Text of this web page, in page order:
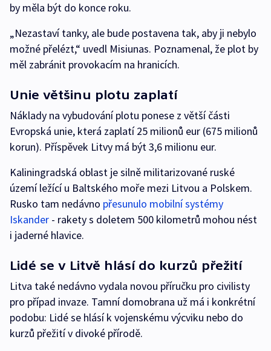
by měla být do konce roku.
„Nezastaví tanky, ale bude postavena tak, aby ji nebylo
možné přelézt,“ uvedl Misiunas. Poznamenal, že plot by
měl zabránit provokacím na hranicích.
Unie většinu plotu zaplatí
Náklady na vybudování plotu ponese z větší části
Evropská unie, která zaplatí 25 milionů eur (675 milionů
korun). Příspěvek Litvy má být 3,6 milionu eur.
Kaliningradská oblast je silně militarizované ruské
území ležící u Baltského moře mezi Litvou a Polskem.
Rusko tam nedávno přesunulo mobilní systémy
Iskander - rakety s doletem 500 kilometrů mohou nést
i jaderné hlavice.
Lidé se v Litvě hlásí do kurzů přežití
Litva také nedávno vydala novou příručku pro civilisty
pro případ invaze. Tamní domobrana už má i konkrétní
podobu: Lidé se hlásí k vojenskému výcviku nebo do
kurzů přežití v divoké přírodě.